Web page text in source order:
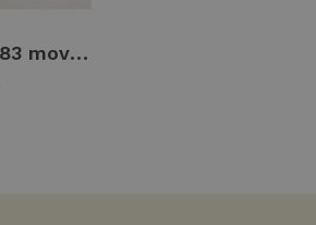
Gabbiano 826283 movar Broek 5002 ivory bone